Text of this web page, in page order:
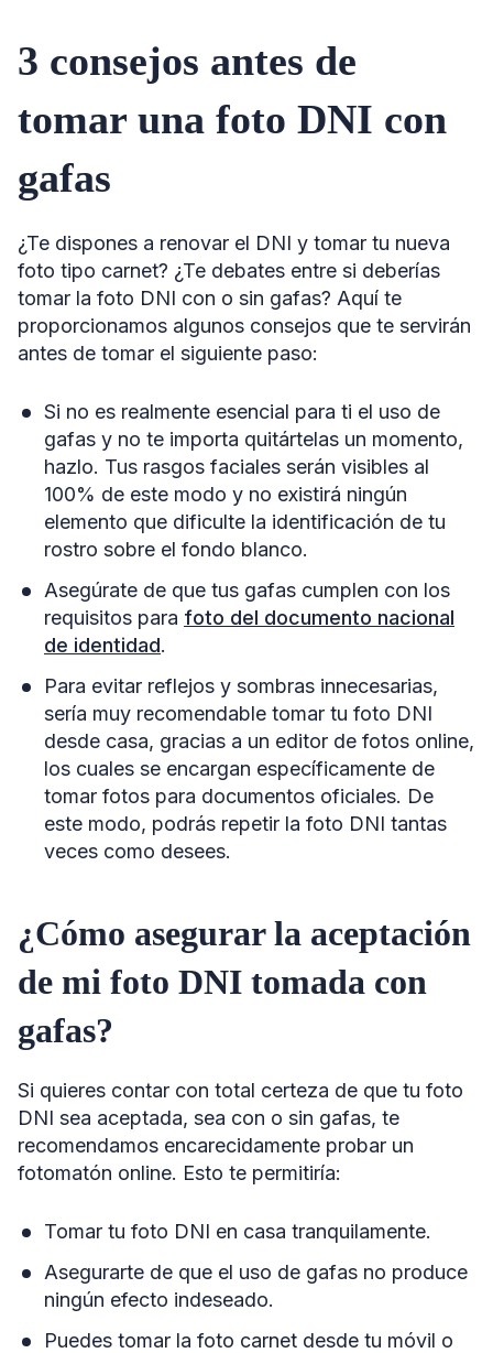
3 consejos antes de
tomar una foto DNI con
gafas
¿Te dispones a renovar el DNI y tomar tu nueva
foto tipo carnet? ¿Te debates entre si deberías
tomar la foto DNI con o sin gafas? Aquí te
proporcionamos algunos consejos que te servirán
antes de tomar el siguiente paso:
Si no es realmente esencial para ti el uso de
gafas y no te importa quitártelas un momento,
hazlo. Tus rasgos faciales serán visibles al
100% de este modo y no existirá ningún
elemento que dificulte la identificación de tu
rostro sobre el fondo blanco.
Asegúrate de que tus gafas cumplen con los
requisitos para foto del documento nacional
de identidad.
Para evitar reflejos y sombras innecesarias,
sería muy recomendable tomar tu foto DNI
desde casa, gracias a un editor de fotos online,
los cuales se encargan específicamente de
tomar fotos para documentos oficiales. De
este modo, podrás repetir la foto DNI tantas
veces como desees.
¿Cómo asegurar la aceptación
de mi foto DNI tomada con
gafas?
Si quieres contar con total certeza de que tu foto
DNI sea aceptada, sea con o sin gafas, te
recomendamos encarecidamente probar un
fotomatón online. Esto te permitiría:
Tomar tu foto DNI en casa tranquilamente.
Asegurarte de que el uso de gafas no produce
ningún efecto indeseado.
Puedes tomar la foto carnet desde tu móvil o